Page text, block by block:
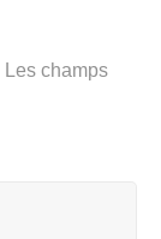
Les champs